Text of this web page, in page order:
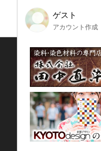
ゲスト
アカウント作成